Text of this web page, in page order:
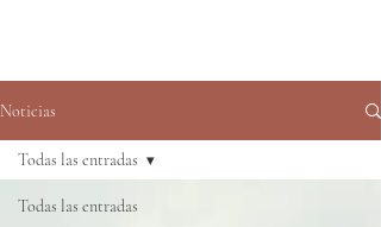
Noticias
Todas las entradas
Todas las entradas